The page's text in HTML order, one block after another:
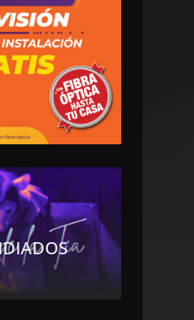
OPINIÓN
TRIPAS DEL
06 DE AGOSTO
2026
2026